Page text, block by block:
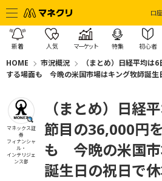
口
新着 人気 マーケット 特集 初心者
HOME 市況概況
（まとめ）日経平均
する場面も 今晩の米国市場はキング牧師誕生
マネックス証
券
フィナンシャ
ル・
インテリジェ
ンス部
（まとめ）日経
節目の36,000円
も 今晩の米国市
誕生日の祝日で